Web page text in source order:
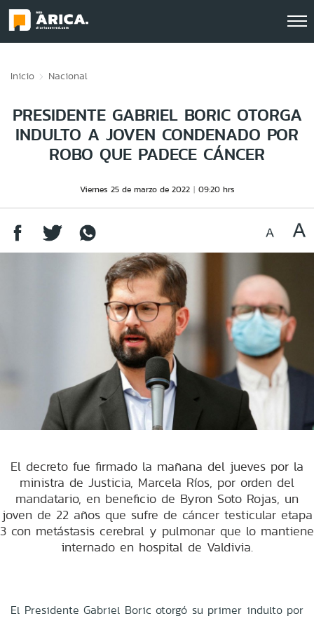
Inicio Nacional
PRESIDENTE GABRIEL BORIC OTORGA
INDULTO A JOVEN CONDENADO POR
ROBO QUE PADECE CÁNCER
Viernes 25 de marzo de 2022 09:20 hrs
El decreto fue firmado la mañana del jueves por la
ministra de Justicia, Marcela Ríos, por orden del
mandatario, en beneficio de Byron Soto Rojas, un
joven de 22 años que sufre de cáncer testicular etapa
3 con metástasis cerebral y pulmonar que lo mantiene
internado en hospital de Valdivia.
El Presidente Gabriel Boric otorgó su primer indulto por